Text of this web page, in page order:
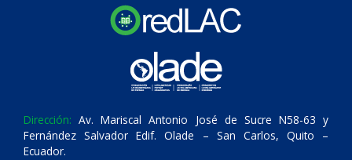
Dirección: Av. Mariscal Antonio José de Sucre N58-63 y
Fernández Salvador Edif. Olade – San Carlos, Quito –
Ecuador.